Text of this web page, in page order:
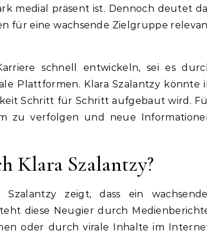
medial präsent ist. Dennoch deutet
für eine wachsende Zielgruppe
schnell entwickeln, sei es
Plattformen. Klara Szalantzy könnte
Schritt für Schritt aufgebaut wird.
zu verfolgen und neue
Klara Szalantzy?
zeigt, dass ein
diese Neugier durch
oder durch virale Inhalte im